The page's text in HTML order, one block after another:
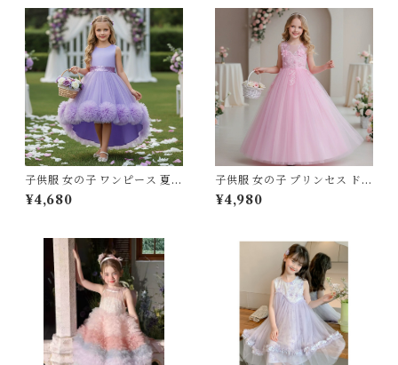
子供服 女の子 ワンピース 夏服
プリンセス ドレス チュール レ
ース フリル フィッシュテール
0 130 140 150 cm ホワイト
ピンク レッド パープル グリー
ン スモーキーピンク 発表会 結
婚式 ピアノ 演奏会 舞台 キッ
¥4,680
子供服 女の子 プリンセス ドレ
ス チュール レース フリル ロ
ングドレス 120 130 140 150
ー 発表会 結婚式 ピアノ 演奏
会 キッズ ジュニア
¥4,980